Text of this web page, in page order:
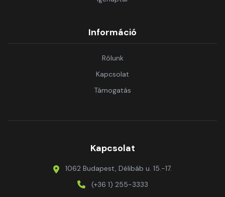
Információ
Rólunk
Kapcsolat
Támogatás
Kapcsolat
1062 Budapest, Délibáb u. 15.-17.
(+36 1) 255-3333